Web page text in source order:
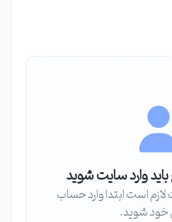
وارد سایت شوید
است ابتدا وارد حساب
خود شوید.